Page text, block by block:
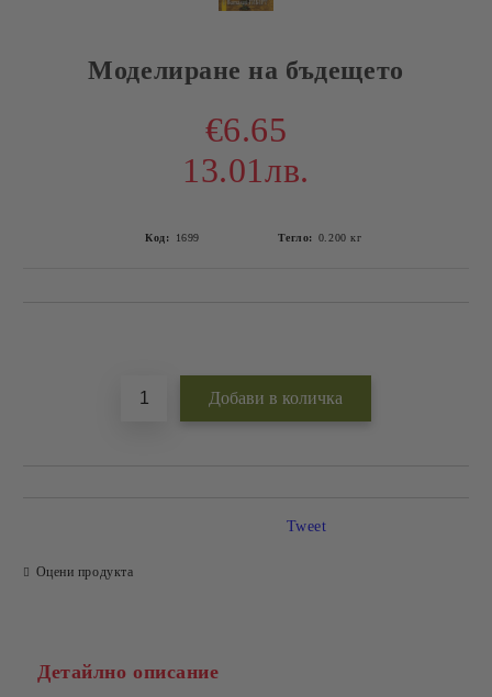
Моделиране на бъдещето
€6.65
13.01лв.
Код: 1699 Тегло: 0.200 кг
Оцени продукта
Tweet
Детайлно описание